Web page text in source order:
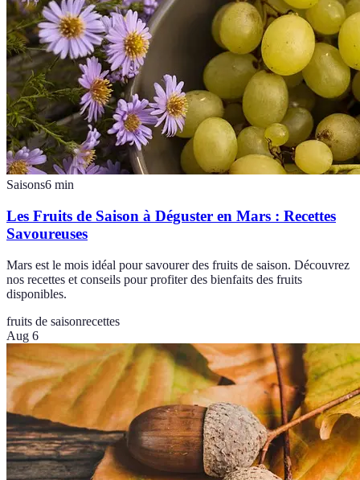
Saisons6 min
Les Fruits de Saison à Déguster en Mars : Recettes
Savoureuses
Mars est le mois idéal pour savourer des fruits de saison. Découvrez
nos recettes et conseils pour profiter des bienfaits des fruits
disponibles.
fruits de saisonrecettes
Aug 6